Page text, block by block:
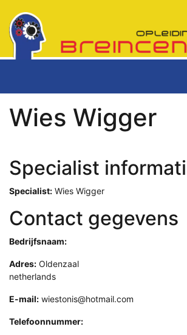
Wies Wigger
Specialist
Specialist: Wies Wigger
Contact gegevens
Bedrijfsnaam:
Adres: Oldenzaal
netherlands
E-mail: wiestonis@hotmail.com
Telefoonnummer: